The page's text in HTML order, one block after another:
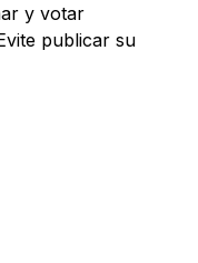
y votar
publicar su